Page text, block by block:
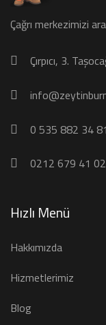
Çağrı merkezimizi
Çırpıcı, 3.
0 535 882 34 81
0212 679 41 02
Hızlı Menü
Hakkımızda
Hizmetlerimiz
Blog